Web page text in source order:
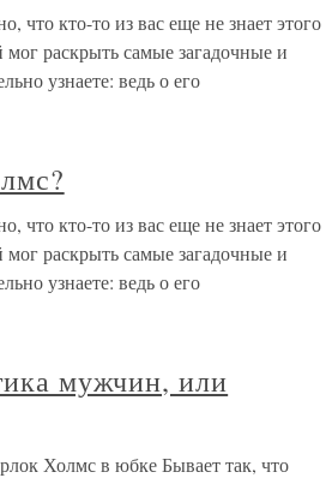
кто-то из вас еще не знает этого
раскрыть самые загадочные и
узнаете: ведь о его
кто-то из вас еще не знает этого
раскрыть самые загадочные и
узнаете: ведь о его
мужчин, или
Холмс в юбке Бывает так, что